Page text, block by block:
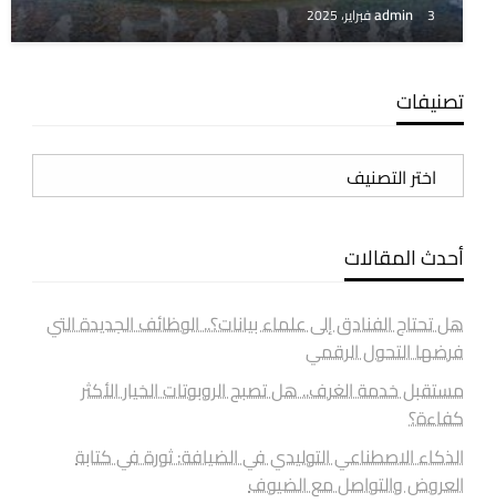
admin 3 فبراير، 2025
تصنيفات
تصنيفات
أحدث المقالات
هل تحتاج الفنادق إلى علماء بيانات؟.. الوظائف الجديدة التي
فرضها التحول الرقمي
مستقبل خدمة الغرف.. هل تصبح الروبوتات الخيار الأكثر
كفاءة؟
الذكاء الاصطناعي التوليدي في الضيافة: ثورة في كتابة
العروض والتواصل مع الضيوف